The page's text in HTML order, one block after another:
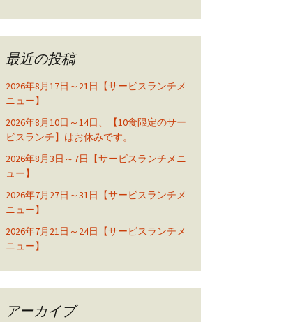
最近の投稿
2026年8月17日～21日【サービスランチメ
ニュー】
2026年8月10日～14日、【10食限定のサー
ビスランチ】はお休みです。
2026年8月3日～7日【サービスランチメニ
ュー】
2026年7月27日～31日【サービスランチメ
ニュー】
2026年7月21日～24日【サービスランチメ
ニュー】
アーカイブ